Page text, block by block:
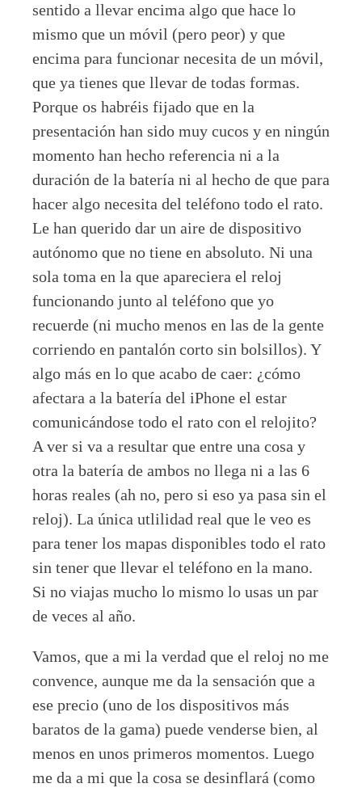
sentido a llevar encima algo que hace lo
mismo que un móvil (pero peor) y que
encima para funcionar necesita de un móvil,
que ya tienes que llevar de todas formas.
Porque os habréis fijado que en la
presentación han sido muy cucos y en ningún
momento han hecho referencia ni a la
duración de la batería ni al hecho de que para
hacer algo necesita del teléfono todo el rato.
Le han querido dar un aire de dispositivo
autónomo que no tiene en absoluto. Ni una
sola toma en la que apareciera el reloj
funcionando junto al teléfono que yo
recuerde (ni mucho menos en las de la gente
corriendo en pantalón corto sin bolsillos). Y
algo más en lo que acabo de caer: ¿cómo
afectara a la batería del iPhone el estar
comunicándose todo el rato con el relojito?
A ver si va a resultar que entre una cosa y
otra la batería de ambos no llega ni a las 6
horas reales (ah no, pero si eso ya pasa sin el
reloj). La única utlilidad real que le veo es
para tener los mapas disponibles todo el rato
sin tener que llevar el teléfono en la mano.
Si no viajas mucho lo mismo lo usas un par
de veces al año.
Vamos, que a mi la verdad que el reloj no me
convence, aunque me da la sensación que a
ese precio (uno de los dispositivos más
baratos de la gama) puede venderse bien, al
menos en unos primeros momentos. Luego
me da a mi que la cosa se desinflará (como